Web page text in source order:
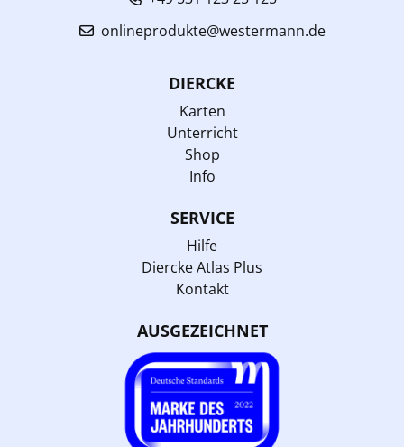
onlineprodukte@westermann.de
DIERCKE
Karten
Unterricht
Shop
Info
SERVICE
Hilfe
Diercke Atlas Plus
Kontakt
AUSGEZEICHNET